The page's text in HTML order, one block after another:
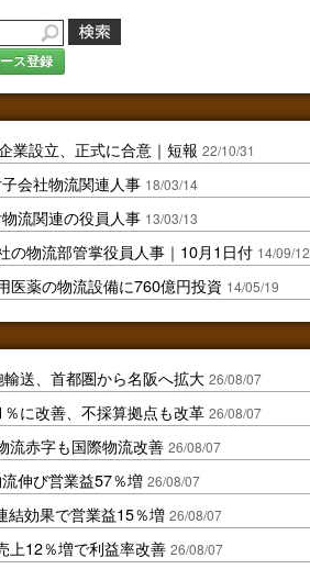
ス登録
業設立、正式に合意｜短報 22/10/31
会社物流関連人事 18/03/14
流関連の役員人事 13/03/13
の物流部管掌役員人事｜10月1日付 14/09/12
医薬の物流設備に760億円投資 14/05/19
送、首都圏から名阪へ拡大 26/08/07
に改善、不採算拠点も改革 26/08/07
流赤字も国際物流改善 26/08/07
伸び営業益57％増 26/08/07
結効果で営業益15％増 26/08/07
上12％増で利益率改善 26/08/07